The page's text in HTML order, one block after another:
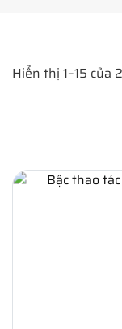
Hiển thị 1–15 của